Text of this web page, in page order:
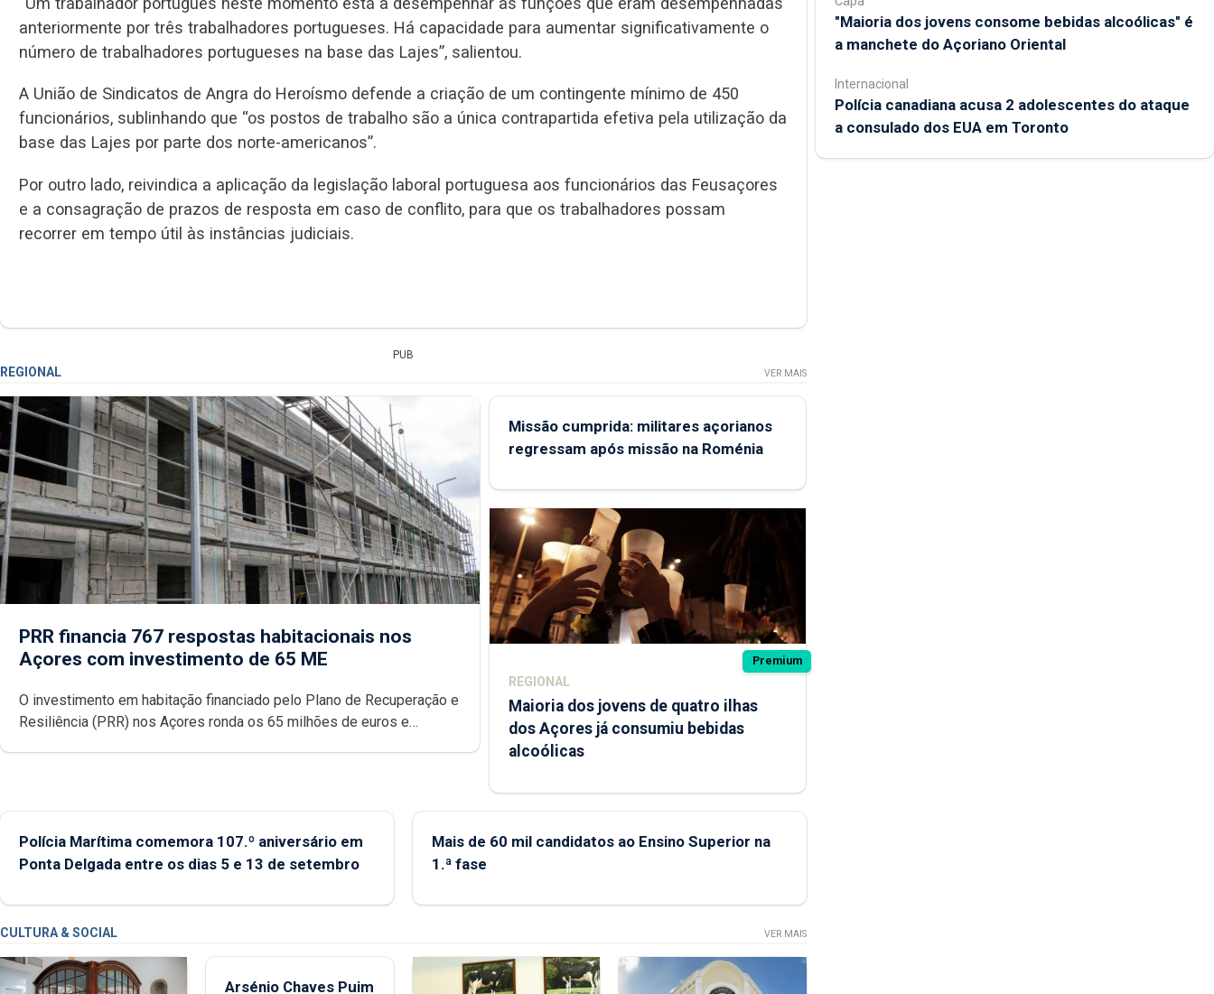
anteriormente por três trabalhadores portugueses. Há capacidade para aumentar significativamente o
número de trabalhadores portugueses na base das Lajes”, salientou.
A União de Sindicatos de Angra do Heroísmo defende a criação de um contingente mínimo de 450
funcionários, sublinhando que “os postos de trabalho são a única contrapartida efetiva pela utilização da
base das Lajes por parte dos norte-americanos”.
Por outro lado, reivindica a aplicação da legislação laboral portuguesa aos funcionários das Feusaçores
e a consagração de prazos de resposta em caso de conflito, para que os trabalhadores possam
recorrer em tempo útil às instâncias judiciais.
PUB
REGIONAL VER MAIS
PRR financia 767 respostas habitacionais nos
Açores com investimento de 65 ME
O investimento em habitação financiado pelo Plano de Recuperação e
Resiliência (PRR) nos Açores ronda os 65 milhões de euros e
Missão cumprida: militares açorianos
regressam após missão na Roménia
Premium
REGIONAL
Maioria dos jovens de quatro ilhas
dos Açores já consumiu bebidas
alcoólicas
Polícia Marítima comemora 107.º aniversário em
Ponta Delgada entre os dias 5 e 13 de setembro
Mais de 60 mil candidatos ao Ensino Superior na
1.ª fase
CULTURA & SOCIAL VER MAIS
Arsénio Chaves Puim
"Maioria dos jovens consome bebidas alcoólicas" é
a manchete do Açoriano Oriental
Internacional
Polícia canadiana acusa 2 adolescentes do ataque
a consulado dos EUA em Toronto